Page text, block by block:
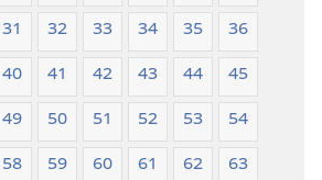
31 32 33 34 35
36
40 41 42 43 44
45
49 50 51 52 53
54
58 59 60 61 62
63